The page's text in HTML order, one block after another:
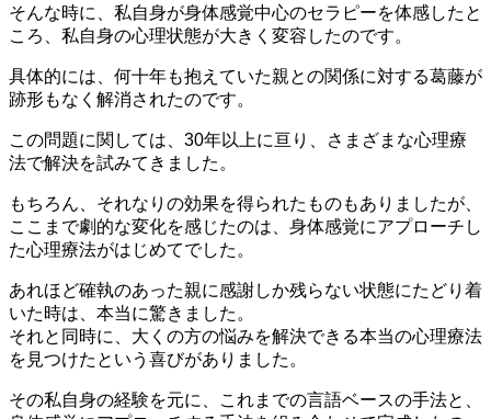
そんな時に、私自身が身体感覚中心のセラピーを体感したと
ころ、私自身の心理状態が大きく変容したのです。
具体的には、何十年も抱えていた親との関係に対する葛藤が
跡形もなく解消されたのです。
この問題に関しては、30年以上に亘り、さまざまな心理療
法で解決を試みてきました。
もちろん、それなりの効果を得られたものもありましたが、
ここまで劇的な変化を感じたのは、身体感覚にアプローチし
た心理療法がはじめてでした。
あれほど確執のあった親に感謝しか残らない状態にたどり着
いた時は、本当に驚きました。
それと同時に、大くの方の悩みを解決できる本当の心理療法
を見つけたという喜びがありました。
その私自身の経験を元に、これまでの言語ベースの手法と、